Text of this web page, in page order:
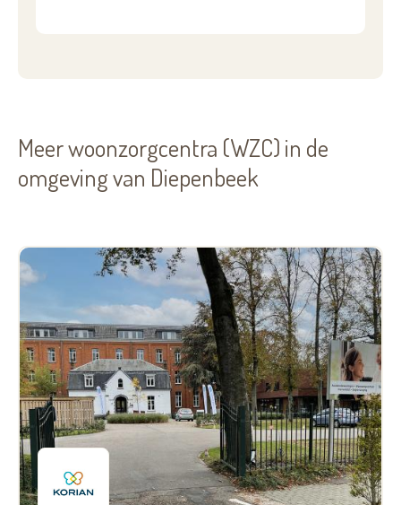
Meer woonzorgcentra (WZC) in de
omgeving van Diepenbeek